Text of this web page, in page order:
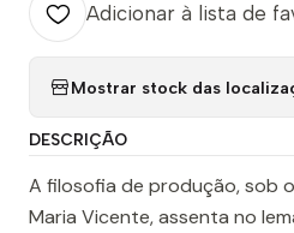
Adicionar à lista de
Mostrar stock das
DESCRIÇÃO
A filosofia de produção, sob
Maria Vicente, assenta no